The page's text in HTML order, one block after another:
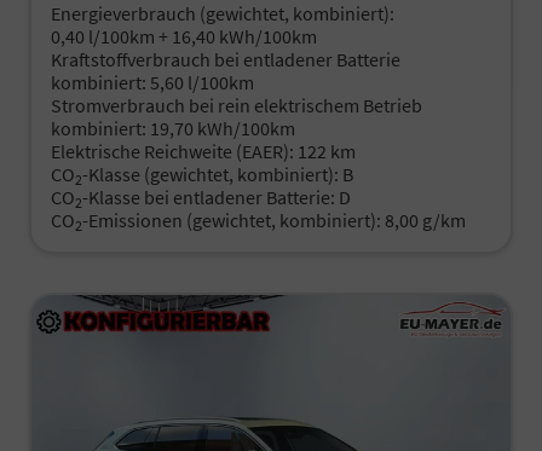
Energieverbrauch (gewichtet, kombiniert):
0,40 l/100km + 16,40 kWh/100km
Kraftstoffverbrauch bei entladener Batterie
kombiniert: 5,60 l/100km
Stromverbrauch bei rein elektrischem Betrieb
kombiniert: 19,70 kWh/100km
Elektrische Reichweite (EAER): 122 km
CO2-Klasse (gewichtet, kombiniert): B
CO2-Klasse bei entladener Batterie: D
CO2-Emissionen (gewichtet, kombiniert): 8,00 g/km